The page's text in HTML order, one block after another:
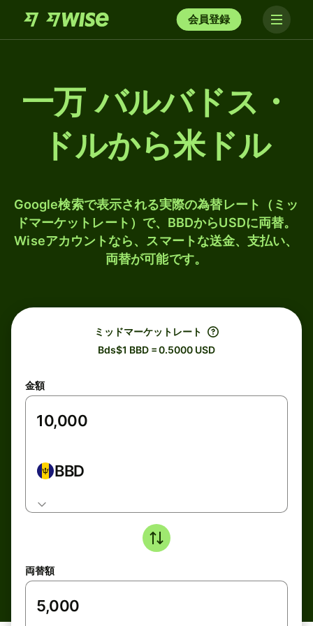
会員登録
一万 バルバドス・
ドルから米ドル
Google検索で表示される実際の為替レート（ミッ
ドマーケットレート）で、BBDからUSDに両替。
Wiseアカウントなら、スマートな送金、支払い、
両替が可能です。
ミッドマーケットレート
Bds$1 BBD = 0.5000 USD
金額
BBD
両替額